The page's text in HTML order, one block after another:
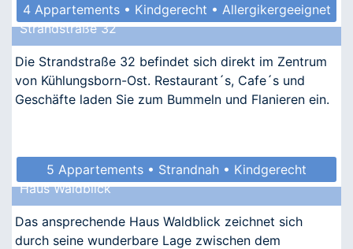
4 Appartements • Kindgerecht • Allergikergeeignet
Strandstraße 32
Die Strandstraße 32 befindet sich direkt im Zentrum
von Kühlungsborn-Ost. Restaurant´s, Cafe´s und
Geschäfte laden Sie zum Bummeln und Flanieren ein.
5 Appartements • Strandnah • Kindgerecht
Haus Waldblick
Das ansprechende Haus Waldblick zeichnet sich
durch seine wunderbare Lage zwischen dem